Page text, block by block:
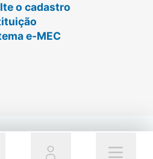
o cadastro
e-MEC